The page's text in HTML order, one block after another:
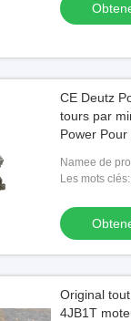
CE Deutz
tours par
Power
Namee de
Les mots
Original
4JB1T